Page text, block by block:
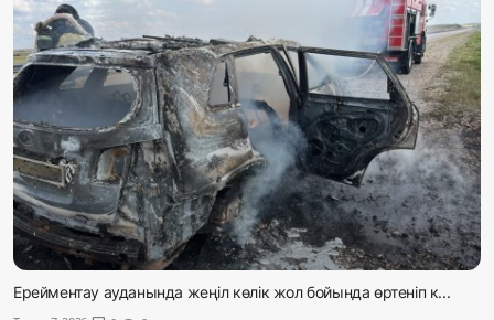
Басты бет
Редакциялық байланыстар
Материалдарды қолдану тәртібі
Саясат
Sadaq TV
Экономика
Ерейментау ауданында жеңіл көлік жол бойында өртеніп к...